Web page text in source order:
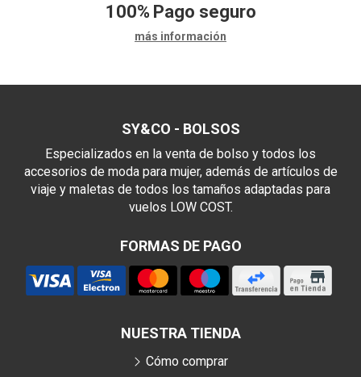
100% Pago seguro
más información
SY&CO - BOLSOS
Especializados en la venta de bolso y todos los
accesorios de moda para mujer, además de artículos de
viaje y maletas de todos los tamaños adaptadas para
vuelos LOW COST.
FORMAS DE PAGO
NUESTRA TIENDA
Cómo comprar